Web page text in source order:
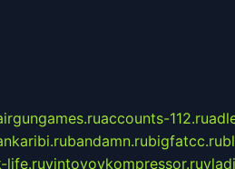
accounts-112.ru
bandamn.rubigfatcc.ru
life.ruvintovoykompressor.ru